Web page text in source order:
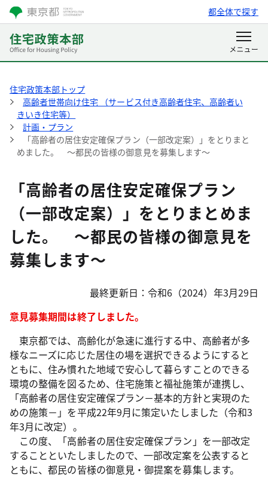
都全体で探す
住宅政策本部トップ
高齢者世帯向け住宅 （サービス付き高齢者住宅、高齢者い
きいき住宅等）
計画・プラン
「高齢者の居住安定確保プラン（一部改定案）」をとりまと
めました。 ～都民の皆様の御意見を募集します～
「高齢者の居住安定確保プラン
（一部改定案）」をとりまとめま
した。 ～都民の皆様の御意見を
募集します～
最終更新日：令和6（2024）年3月29日
意見募集期間は終了しました。
東京都では、高齢化が急速に進行する中、高齢者が多
様なニーズに応じた居住の場を選択できるようにすると
ともに、住み慣れた地域で安心して暮らすことのできる
環境の整備を図るため、住宅施策と福祉施策が連携し、
「高齢者の居住安定確保プラン－基本的方針と実現のた
めの施策－」を平成22年9月に策定いたしました（令和3
年3月に改定）。
この度、「高齢者の居住安定確保プラン」を一部改定
することといたしましたので、一部改定案を公表すると
ともに、都民の皆様の御意見・御提案を募集します。